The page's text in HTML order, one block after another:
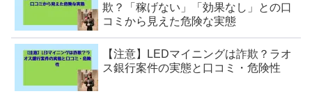
欺？「稼げない」「効果なし」との口
コミから見えた危険な実態
【注意】LEDマイニングは詐欺？ラオ
ス銀行案件の実態と口コミ・危険性